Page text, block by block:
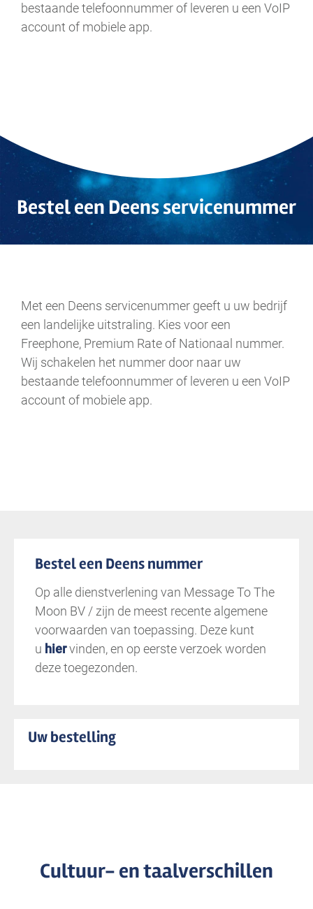
bestaande telefoonnummer of leveren u een VoIP
account of mobiele app.
Bestel een Deens servicenummer
Met een Deens servicenummer geeft u uw bedrijf
een landelijke uitstraling. Kies voor een
Freephone, Premium Rate of Nationaal nummer.
Wij schakelen het nummer door naar uw
bestaande telefoonnummer of leveren u een VoIP
account of mobiele app.
Bestel een Deens nummer
Op alle dienstverlening van Message To The
Moon BV / zijn de meest recente algemene
voorwaarden van toepassing. Deze kunt
u hiervinden, en op eerste verzoek worden
deze toegezonden.
Uw bestelling
Cultuur- en taalverschillen